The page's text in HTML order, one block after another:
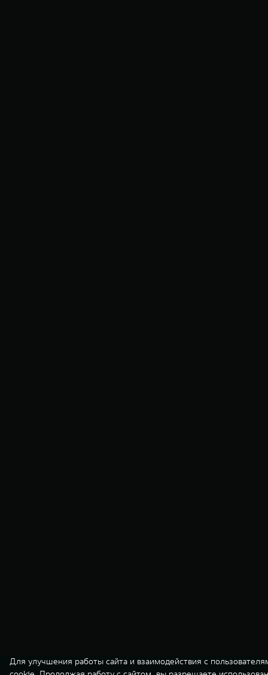
Для улучшения работы сайта и взаимодействия с